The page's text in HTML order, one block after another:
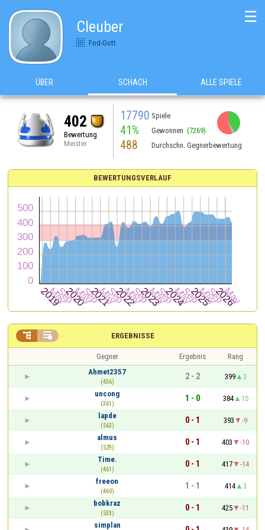
Cleuber
Fod-Gott
☰
ÜBER SCHACH ALLE SPIELE
402
Bewertung
Meister
17790 Spiele
41% Gewonnen (7269)
488 Durchschn. Gegnerbewertung
BEWERTUNGSVERLAUF
ERGEBNISSE
 
Gegner Ergebnis
Rang
Ahmet2357
(436)
2 - 2 399
3
uncong
(361)
1 - 0 384
15
lapde
(563)
0 - 1 393
-9
almus
(529)
0 - 1 403
-10
Time.
(461)
0 - 1 417
-14
freeon
(460)
1 - 1 414
3
bobkraz
(533)
0 - 1 425
-11
simplan